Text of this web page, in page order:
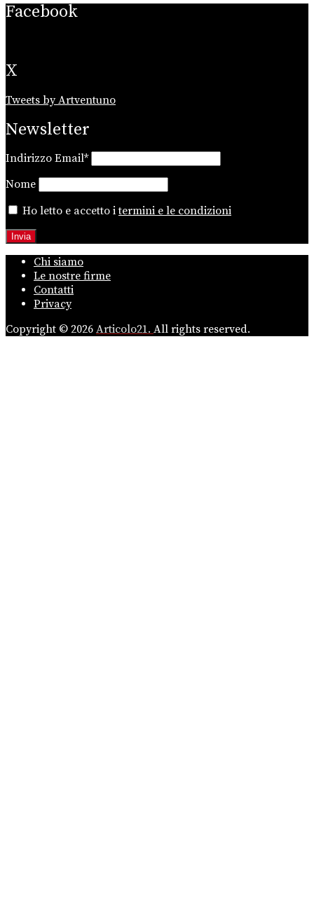
Facebook
X
Tweets by Artventuno
Newsletter
Indirizzo Email*
Nome
Ho letto e accetto itermini e le condizioni
Chi siamo
Le nostre firme
Contatti
Privacy
Copyright © 2026 Articolo21. All rights reserved.